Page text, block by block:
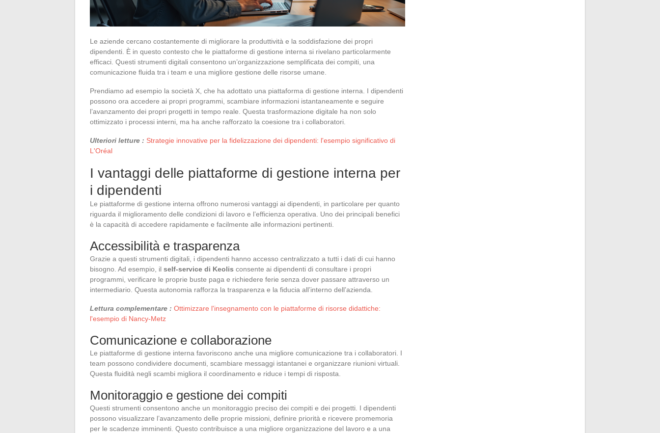
Le aziende cercano costantemente di migliorare la produttività e la soddisfazione dei propri
dipendenti. È in questo contesto che le piattaforme di gestione interna si rivelano particolarmente
efficaci. Questi strumenti digitali consentono un’organizzazione semplificata dei compiti, una
comunicazione fluida tra i team e una migliore gestione delle risorse umane.
Prendiamo ad esempio la società X, che ha adottato una piattaforma di gestione interna. I dipendenti
possono ora accedere ai propri programmi, scambiare informazioni istantaneamente e seguire
l’avanzamento dei propri progetti in tempo reale. Questa trasformazione digitale ha non solo
ottimizzato i processi interni, ma ha anche rafforzato la coesione tra i collaboratori.
Ulteriori letture : Strategie innovative per la fidelizzazione dei dipendenti: l'esempio significativo di
L'Oréal
I vantaggi delle piattaforme di gestione interna per
i dipendenti
Le piattaforme di gestione interna offrono numerosi vantaggi ai dipendenti, in particolare per quanto
riguarda il miglioramento delle condizioni di lavoro e l’efficienza operativa. Uno dei principali benefici
è la capacità di accedere rapidamente e facilmente alle informazioni pertinenti.
Accessibilità e trasparenza
Grazie a questi strumenti digitali, i dipendenti hanno accesso centralizzato a tutti i dati di cui hanno
bisogno. Ad esempio, il self-service di Keolis consente ai dipendenti di consultare i propri
programmi, verificare le proprie buste paga e richiedere ferie senza dover passare attraverso un
intermediario. Questa autonomia rafforza la trasparenza e la fiducia all’interno dell’azienda.
Lettura complementare : Ottimizzare l'insegnamento con le piattaforme di risorse didattiche:
l'esempio di Nancy-Metz
Comunicazione e collaborazione
Le piattaforme di gestione interna favoriscono anche una migliore comunicazione tra i collaboratori. I
team possono condividere documenti, scambiare messaggi istantanei e organizzare riunioni virtuali.
Questa fluidità negli scambi migliora il coordinamento e riduce i tempi di risposta.
Monitoraggio e gestione dei compiti
Questi strumenti consentono anche un monitoraggio preciso dei compiti e dei progetti. I dipendenti
possono visualizzare l’avanzamento delle proprie missioni, definire priorità e ricevere promemoria
per le scadenze imminenti. Questo contribuisce a una migliore organizzazione del lavoro e a una